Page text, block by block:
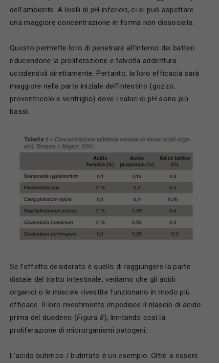
dell’ambiente. A livelli di pH inferiori, ci si può aspettare
una maggiore concentrazione in forma non dissociata.
Questo permette loro di penetrare all’interno dei batteri
riducendone la proliferazione e talvolta addirittura
uccidendoli direttamente. Pertanto, la loro efficacia sarà
maggiore nella parte iniziale dell’intestino (gozzo,
proventricolo e ventriglio) dove i valori di pH sono più
bassi.
Se l’effetto desiderato è quello di raggiungere la parte
distale del tratto intestinale, vediamo che gli acidi
organici o le miscele rivestite funzionano in modo più
efficace. Il loro rivestimento impedisce il rilascio di acido
prima del duodeno (Figura 8), limitando così la
proliferazione di microrganismi patogeni.
L’acido butirrico / butirrato è un esempio. Oltre a essere